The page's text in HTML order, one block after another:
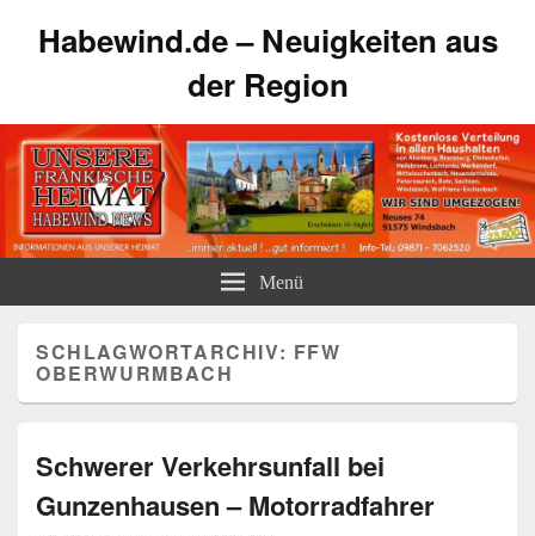
Habewind.de – Neuigkeiten aus
der Region
Menü
SCHLAGWORTARCHIV: FFW
OBERWURMBACH
Schwerer Verkehrsunfall bei
Gunzenhausen – Motorradfahrer